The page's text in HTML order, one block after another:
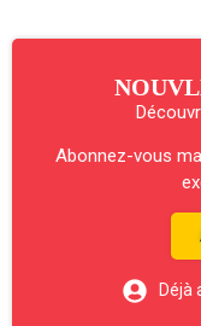
Abonnez-vous
Déjà